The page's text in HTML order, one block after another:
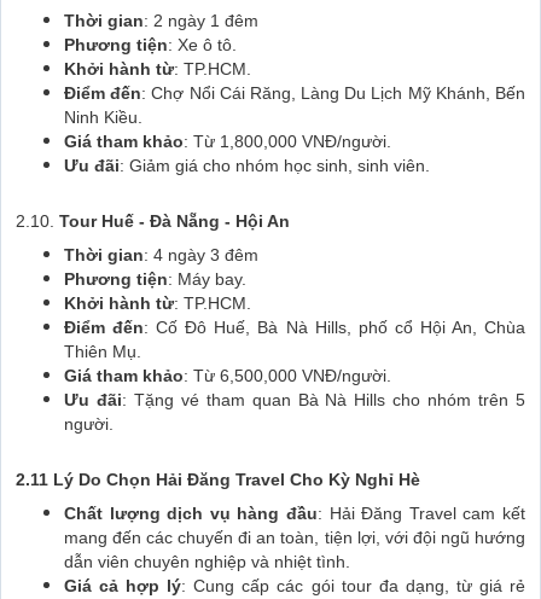
Thời gian: 2 ngày 1 đêm
Phương tiện: Xe ô tô.
Khởi hành từ: TP.HCM.
Điểm đến: Chợ Nổi Cái Răng, Làng Du Lịch Mỹ Khánh, Bến
Ninh Kiều.
Giá tham khảo: Từ 1,800,000 VNĐ/người.
Ưu đãi: Giảm giá cho nhóm học sinh, sinh viên.
2.10. Tour Huế - Đà Nẵng - Hội An
Thời gian: 4 ngày 3 đêm
Phương tiện: Máy bay.
Khởi hành từ: TP.HCM.
Điểm đến: Cố Đô Huế, Bà Nà Hills, phố cổ Hội An, Chùa
Thiên Mụ.
Giá tham khảo: Từ 6,500,000 VNĐ/người.
Ưu đãi: Tặng vé tham quan Bà Nà Hills cho nhóm trên 5
người.
2.11 Lý Do Chọn Hải Đăng Travel Cho Kỳ Nghỉ Hè
Chất lượng dịch vụ hàng đầu: Hải Đăng Travel cam kết
mang đến các chuyến đi an toàn, tiện lợi, với đội ngũ hướng
dẫn viên chuyên nghiệp và nhiệt tình.
Giá cả hợp lý: Cung cấp các gói tour đa dạng, từ giá rẻ